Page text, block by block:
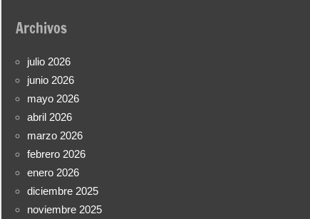
Archivos
julio 2026
junio 2026
mayo 2026
abril 2026
marzo 2026
febrero 2026
enero 2026
diciembre 2025
noviembre 2025